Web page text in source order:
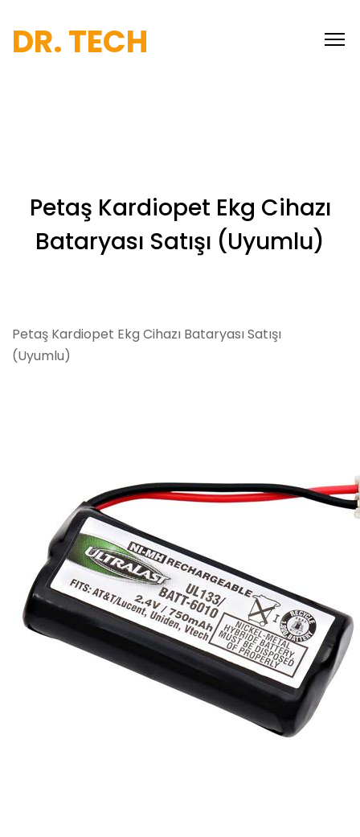
DR. TECH
Petaş Kardiopet Ekg Cihazı
Bataryası Satışı (Uyumlu)
Petaş Kardiopet Ekg Cihazı Bataryası Satışı
(Uyumlu)